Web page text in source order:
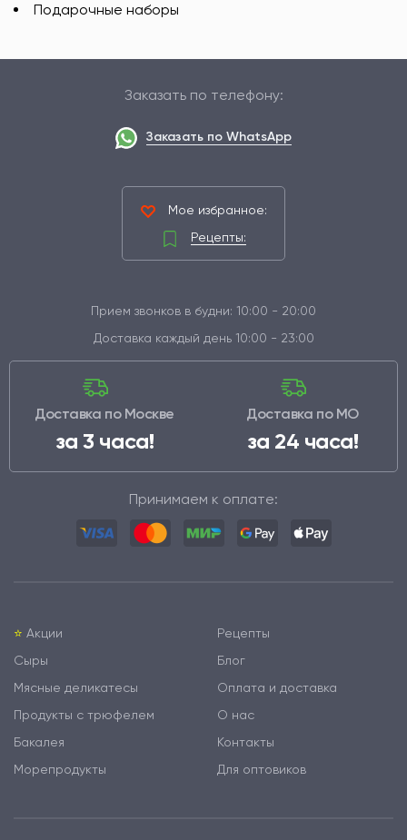
Подарочные наборы
Заказать по телефону:
Заказать по WhatsApp
Мое избранное:
Рецепты:
Прием звонков в будни: 10:00 - 20:00
Доставка каждый день 10:00 - 23:00
Доставка по Москве
за 3 часа!
Доставка по МО
за 24 часа!
Принимаем к оплате:
⭐️ Акции
Сыры
Мясные деликатесы
Продукты с трюфелем
Бакалея
Морепродукты
Рецепты
Блог
Оплата и доставка
О нас
Контакты
Для оптовиков